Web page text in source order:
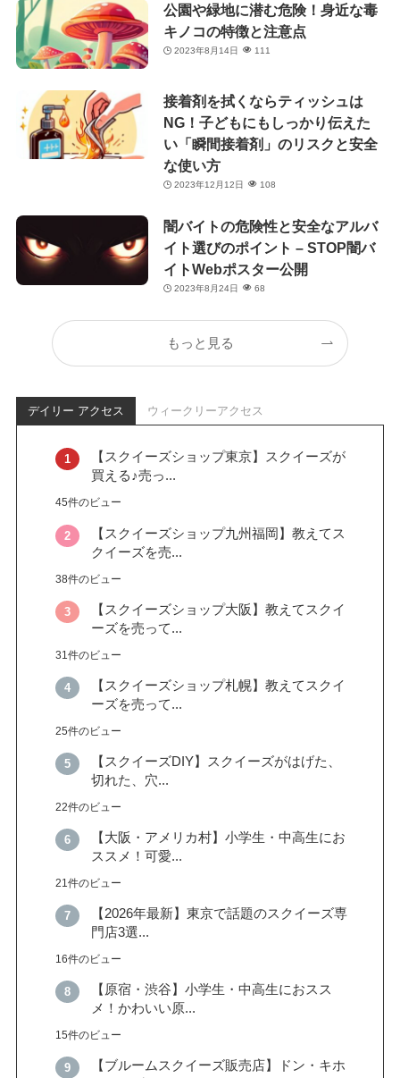
公園や緑地に潜む危険！身近な毒
キノコの特徴と注意点
2023年8月14日 111
接着剤を拭くならティッシュは
NG！子どもにもしっかり伝えた
い「瞬間接着剤」のリスクと安全
な使い方
2023年12月12日 108
闇バイトの危険性と安全なアルバ
イト選びのポイント – STOP闇バ
イトWebポスター公開
2023年8月24日 68
もっと見る
デイリー アクセス ウィークリーアクセス
【スクイーズショップ東京】スクイーズが
買える♪売っ...
45件のビュー
【スクイーズショップ九州福岡】教えてス
クイーズを売...
38件のビュー
【スクイーズショップ大阪】教えてスクイ
ーズを売って...
31件のビュー
【スクイーズショップ札幌】教えてスクイ
ーズを売って...
25件のビュー
【スクイーズDIY】スクイーズがはげた、
切れた、穴...
22件のビュー
【大阪・アメリカ村】小学生・中高生にお
ススメ！可愛...
21件のビュー
【2026年最新】東京で話題のスクイーズ専
門店3選...
16件のビュー
【原宿・渋谷】小学生・中高生におスス
メ！かわいい原...
15件のビュー
【ブルームスクイーズ販売店】ドン・キホ